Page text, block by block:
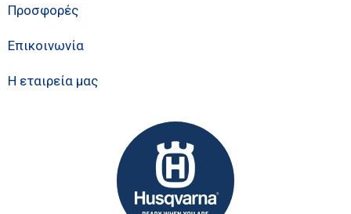
Προσφορές
Επικοινωνία
Η εταιρεία μας